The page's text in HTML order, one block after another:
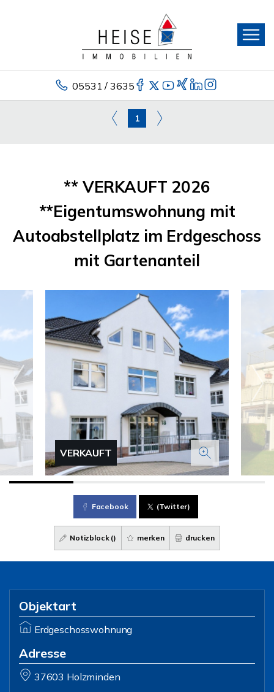
05531 / 3635
1
** VERKAUFT 2026
**Eigentumswohnung mit
Autoabstellplatz im Erdgeschoss
mit Gartenanteil
VERKAUFT
Facebook (Twitter)
Notizblock () merken drucken
Objektart
Erdgeschosswohnung
Adresse
37603 Holzminden